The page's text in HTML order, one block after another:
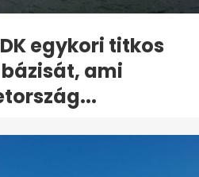
egykori titkos
ami